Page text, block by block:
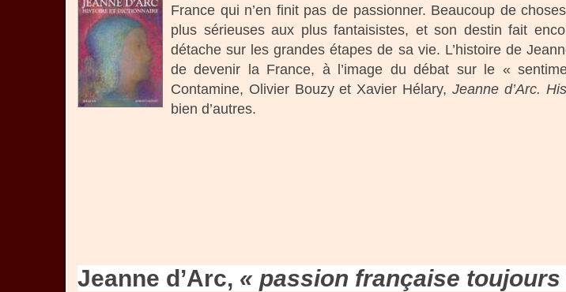
France qui n’en finit pas de passionner. Beaucoup de
plus sérieuses aux plus fantaisistes, et son destin fait
détache sur les grandes étapes de sa vie. L’histoire de
de devenir la France, à l’image du débat sur le «
Contamine, Olivier Bouzy et Xavier Hélary, Jeanne d’Arc.
bien d’autres.
Jeanne d’Arc, « passion française toujours